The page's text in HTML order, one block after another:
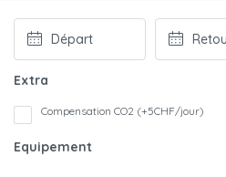
Extra
Compensation CO2 (+5CHF/jour)
Equipement